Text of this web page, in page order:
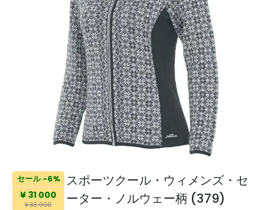
セール -6%
¥ 31 000
¥ 33 000
スポーツクール・ウィメンズ・セ
ーター・ノルウェー柄 (379)